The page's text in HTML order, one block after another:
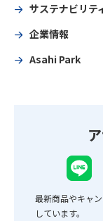
サステナビリテ
企業情報
Asahi Park
最新商品やキャ
しています。